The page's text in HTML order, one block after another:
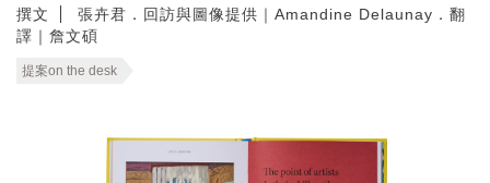
撰文
張卉君．回訪與圖像提供｜Amandine Delaunay．翻
譯｜詹文碩
提案on the desk